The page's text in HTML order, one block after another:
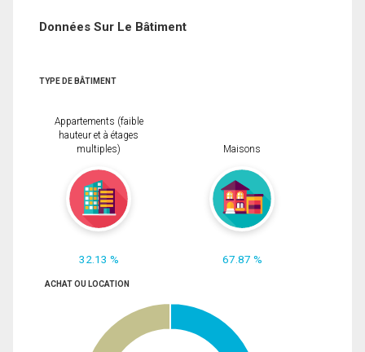
Données Sur Le Bâtiment
TYPE DE BÂTIMENT
Appartements (faible
hauteur et à étages
multiples)
32.13 %
Maisons
67.87 %
ACHAT OU LOCATION